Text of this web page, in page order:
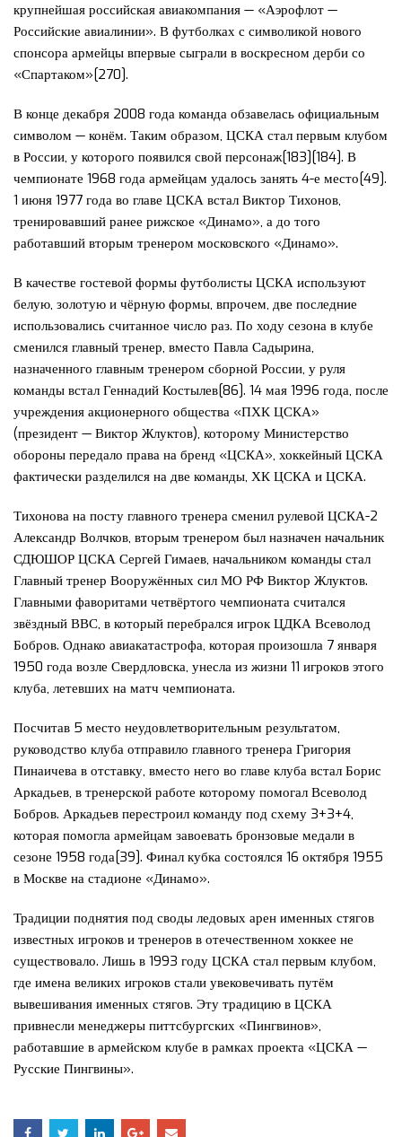
крупнейшая российская авиакомпания — «Аэрофлот —
Российские авиалинии». В футболках с символикой нового
спонсора армейцы впервые сыграли в воскресном дерби со
«Спартаком»[270].
В конце декабря 2008 года команда обзавелась официальным
символом — конём. Таким образом, ЦСКА стал первым клубом
в России, у которого появился свой персонаж[183][184]. В
чемпионате 1968 года армейцам удалось занять 4-е место[49].
1 июня 1977 года во главе ЦСКА встал Виктор Тихонов,
тренировавший ранее рижское «Динамо», а до того
работавший вторым тренером московского «Динамо».
В качестве гостевой формы футболисты ЦСКА используют
белую, золотую и чёрную формы, впрочем, две последние
использовались считанное число раз. По ходу сезона в клубе
сменился главный тренер, вместо Павла Садырина,
назначенного главным тренером сборной России, у руля
команды встал Геннадий Костылев[86]. 14 мая 1996 года, после
учреждения акционерного общества «ПХК ЦСКА»
(президент — Виктор Жлуктов), которому Министерство
обороны передало права на бренд «ЦСКА», хоккейный ЦСКА
фактически разделился на две команды, ХК ЦСКА и ЦСКА.
Тихонова на посту главного тренера сменил рулевой ЦСКА-2
Александр Волчков, вторым тренером был назначен начальник
СДЮШОР ЦСКА Сергей Гимаев, начальником команды стал
Главный тренер Вооружённых сил МО РФ Виктор Жлуктов.
Главными фаворитами четвёртого чемпионата считался
звёздный ВВС, в который перебрался игрок ЦДКА Всеволод
Бобров. Однако авиакатастрофа, которая произошла 7 января
1950 года возле Свердловска, унесла из жизни 11 игроков этого
клуба, летевших на матч чемпионата.
Посчитав 5 место неудовлетворительным результатом,
руководство клуба отправило главного тренера Григория
Пинаичева в отставку, вместо него во главе клуба встал Борис
Аркадьев, в тренерской работе которому помогал Всеволод
Бобров. Аркадьев перестроил команду под схему 3+3+4,
которая помогла армейцам завоевать бронзовые медали в
сезоне 1958 года[39]. Финал кубка состоялся 16 октября 1955
в Москве на стадионе «Динамо».
Традиции поднятия под своды ледовых арен именных стягов
известных игроков и тренеров в отечественном хоккее не
существовало. Лишь в 1993 году ЦСКА стал первым клубом,
где имена великих игроков стали увековечивать путём
вывешивания именных стягов. Эту традицию в ЦСКА
привнесли менеджеры питтсбургских «Пингвинов»,
работавшие в армейском клубе в рамках проекта «ЦСКА —
Русские Пингвины».